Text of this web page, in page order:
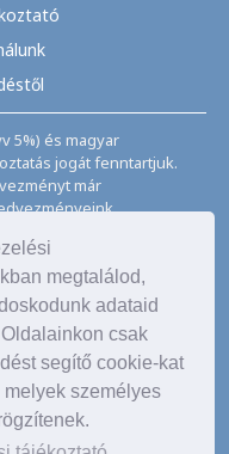
megtalálod,
adataid
csak
segítő cookie-kat
melyek személyes
5%) és magyar
jogát fenntartjuk.
már
ideig, a készletek
illetve az
kapcsolat szükséges
mennyiségeket
tájékoztató
kezeljük, de
tudunk vállalni.
az Általános